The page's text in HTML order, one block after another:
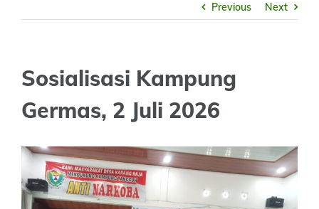
Previous Next
Sosialisasi Kampung
Germas, 2 Juli 2026